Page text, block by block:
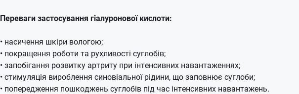
Переваги застосування гіалуронової кислоти:
• насичення шкіри вологою;
• покращення роботи та рухливості суглобів;
• запобігання розвитку артриту при інтенсивних навантаженнях;
• стимуляція вироблення синовіальної рідини, що заповнює суглоби;
• попередження пошкоджень суглобів під час інтенсивних навантажень.